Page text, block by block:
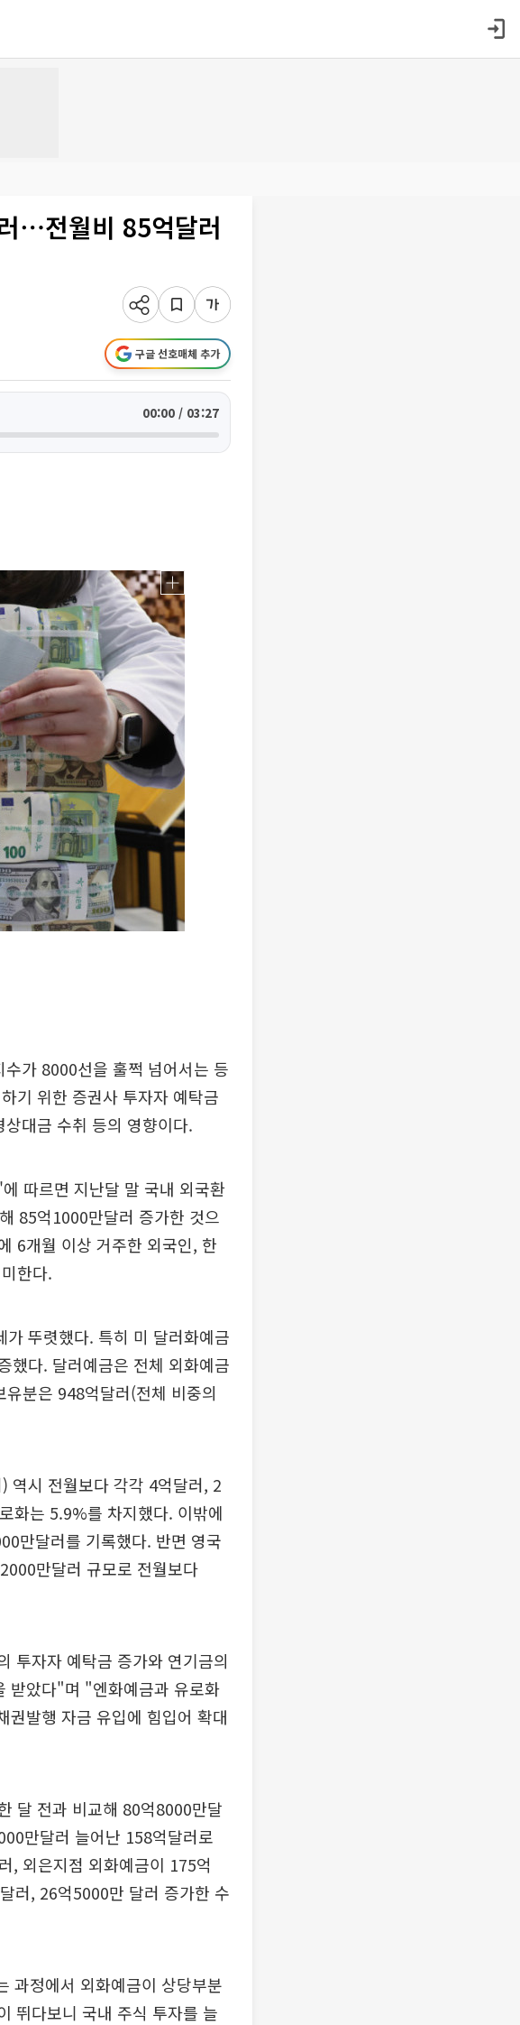
⋯전월비 85억달러
구글 선호매체 추가
00:00 / 03:27
가 8000선을 훌쩍 넘어서는 등
기 위한 증권사 투자자 예탁금
대금 수취 등의 영향이다.
따르면 지난달 말 국내 외국환
85억1000만달러 증가한 것으
6개월 이상 거주한 외국인, 한
한다.
뚜렷했다. 특히 미 달러화예금
했다. 달러예금은 전체 외화예금
분은 948억달러(전체 비중의
역시 전월보다 각각 4억달러, 2
화는 5.9%를 차지했다. 이밖에
만달러를 기록했다. 반면 영국
만달러 규모로 전월보다
투자자 예탁금 증가와 연기금의
받았다"며 "엔화예금과 유로화
권발행 자금 유입에 힘입어 확대
달 전과 비교해 80억8000만달
만달러 늘어난 158억달러로
, 외은지점 외화예금이 175억
러, 26억5000만 달러 증가한 수
과정에서 외화예금이 상당부분
뛰다보니 국내 주식 투자를 늘